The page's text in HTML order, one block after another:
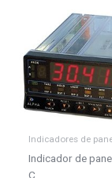
Indicadores de
Indicador de
C